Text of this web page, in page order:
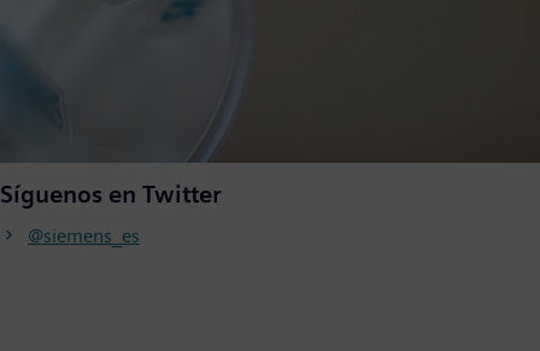
Síguenos en Twitter
@siemens_es